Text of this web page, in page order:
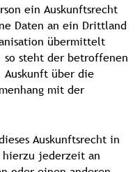
ein Auskunftsrecht
Daten an ein Drittland
übermittelt
steht der betroffenen
Auskunft über die
mit der
Auskunftsrecht in
hierzu jederzeit an